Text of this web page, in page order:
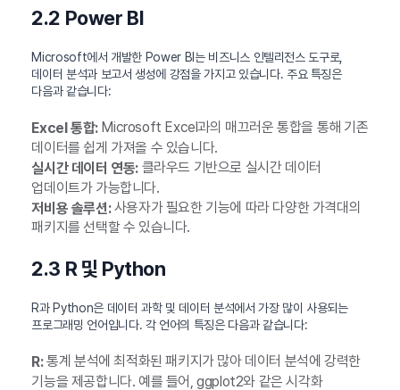
2.2 Power BI
Microsoft에서 개발한 Power BI는 비즈니스 인텔리전스 도구로,
데이터 분석과 보고서 생성에 강점을 가지고 있습니다. 주요 특징은
다음과 같습니다:
Excel 통합:Microsoft Excel과의 매끄러운 통합을 통해 기존
데이터를 쉽게 가져올 수 있습니다.
실시간 데이터 연동:클라우드 기반으로 실시간 데이터
업데이트가 가능합니다.
저비용 솔루션:사용자가 필요한 기능에 따라 다양한 가격대의
패키지를 선택할 수 있습니다.
2.3 R 및 Python
R과 Python은 데이터 과학 및 데이터 분석에서 가장 많이 사용되는
프로그래밍 언어입니다. 각 언어의 특징은 다음과 같습니다:
R:통계 분석에 최적화된 패키지가 많아 데이터 분석에 강력한
기능을 제공합니다. 예를 들어, ggplot2와 같은 시각화